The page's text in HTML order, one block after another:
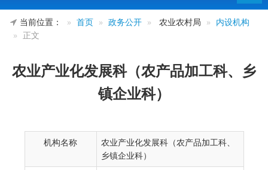
当前位置： 首页 政务公开 农业农村局
内设机构
正文
农业产业化发展科（农产品加工科、乡
镇企业科）
机构名称
农业产业化发展科（农产品加工科、
乡镇企业科）